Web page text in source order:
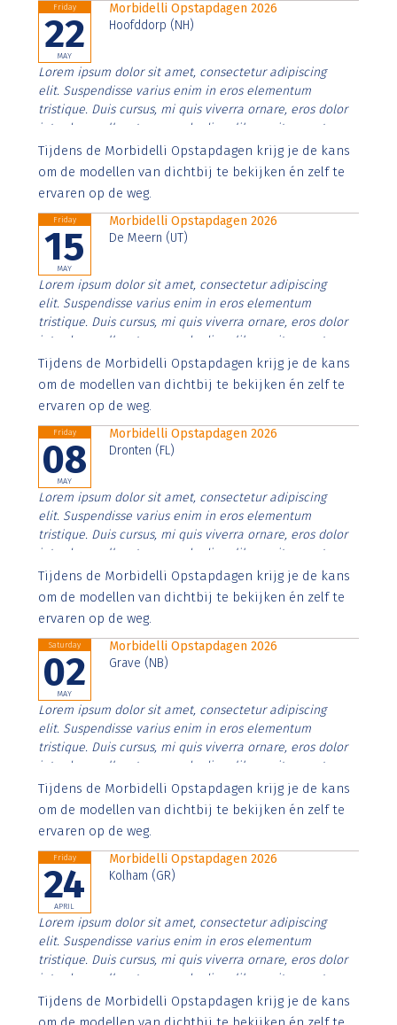
Friday
22
MAY
Morbidelli Opstapdagen 2026
Hoofddorp (NH)
Lorem ipsum dolor sit amet, consectetur adipiscing
elit. Suspendisse varius enim in eros elementum
tristique. Duis cursus, mi quis viverra ornare, eros dolor
interdum nulla, ut commodo diam libero vitae erat.
Aenean faucibus nibh et justo cursus id rutrum lorem
imperdiet. Nunc ut sem vitae risus tristique posuere.
Tijdens de Morbidelli Opstapdagen krijg je de kans
om de modellen van dichtbij te bekijken én zelf te
ervaren op de weg.
Friday
15
MAY
Morbidelli Opstapdagen 2026
De Meern (UT)
Lorem ipsum dolor sit amet, consectetur adipiscing
elit. Suspendisse varius enim in eros elementum
tristique. Duis cursus, mi quis viverra ornare, eros dolor
interdum nulla, ut commodo diam libero vitae erat.
Aenean faucibus nibh et justo cursus id rutrum lorem
imperdiet. Nunc ut sem vitae risus tristique posuere.
Tijdens de Morbidelli Opstapdagen krijg je de kans
om de modellen van dichtbij te bekijken én zelf te
ervaren op de weg.
Friday
08
MAY
Morbidelli Opstapdagen 2026
Dronten (FL)
Lorem ipsum dolor sit amet, consectetur adipiscing
elit. Suspendisse varius enim in eros elementum
tristique. Duis cursus, mi quis viverra ornare, eros dolor
interdum nulla, ut commodo diam libero vitae erat.
Aenean faucibus nibh et justo cursus id rutrum lorem
imperdiet. Nunc ut sem vitae risus tristique posuere.
Tijdens de Morbidelli Opstapdagen krijg je de kans
om de modellen van dichtbij te bekijken én zelf te
ervaren op de weg.
Saturday
02
MAY
Morbidelli Opstapdagen 2026
Grave (NB)
Lorem ipsum dolor sit amet, consectetur adipiscing
elit. Suspendisse varius enim in eros elementum
tristique. Duis cursus, mi quis viverra ornare, eros dolor
interdum nulla, ut commodo diam libero vitae erat.
Aenean faucibus nibh et justo cursus id rutrum lorem
imperdiet. Nunc ut sem vitae risus tristique posuere.
Tijdens de Morbidelli Opstapdagen krijg je de kans
om de modellen van dichtbij te bekijken én zelf te
ervaren op de weg.
Friday
24
APRIL
Morbidelli Opstapdagen 2026
Kolham (GR)
Lorem ipsum dolor sit amet, consectetur adipiscing
elit. Suspendisse varius enim in eros elementum
tristique. Duis cursus, mi quis viverra ornare, eros dolor
interdum nulla, ut commodo diam libero vitae erat.
Aenean faucibus nibh et justo cursus id rutrum lorem
imperdiet. Nunc ut sem vitae risus tristique posuere.
Tijdens de Morbidelli Opstapdagen krijg je de kans